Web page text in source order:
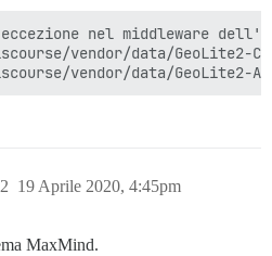
nel middleware
vendor/data/
vendor/data/
19 Aprile 2020, 4:45pm
2
MaxMind.